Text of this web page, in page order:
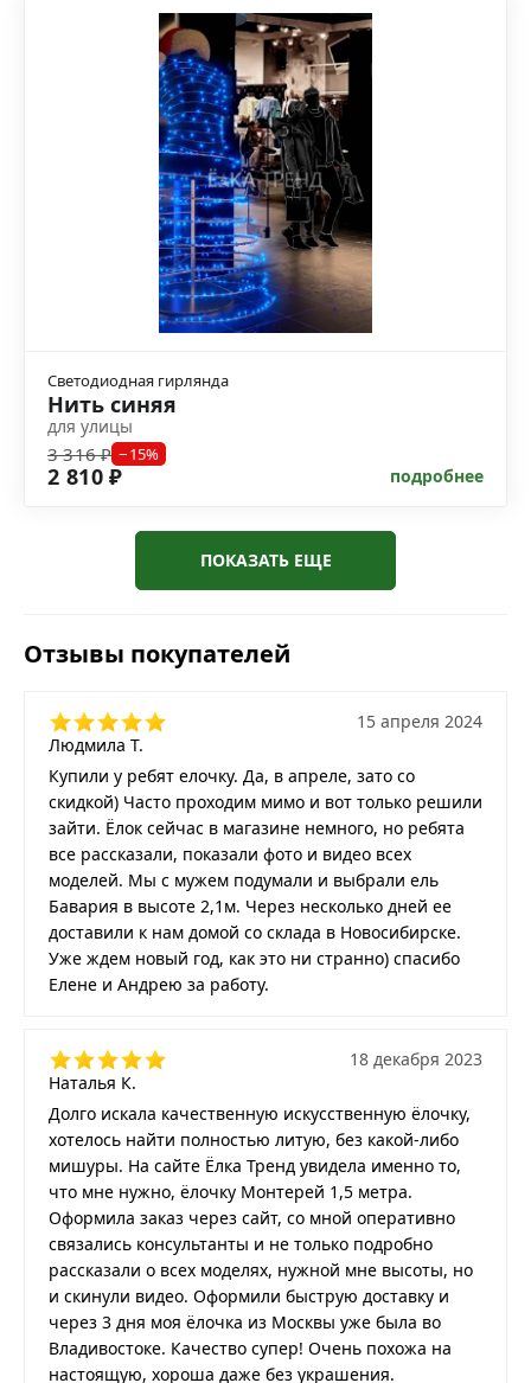
Светодиодная гирлянда
Нить синяя
для улицы
3 316 ₽ −15%
2 810 ₽ подробнее
ПОКАЗАТЬ ЕЩЕ
Отзывы покупателей
Людмила Т.
15 апреля 2024
Купили у ребят елочку. Да, в апреле, зато со
скидкой) Часто проходим мимо и вот только решили
зайти. Ёлок сейчас в магазине немного, но ребята
все рассказали, показали фото и видео всех
моделей. Мы с мужем подумали и выбрали ель
Бавария в высоте 2,1м. Через несколько дней ее
доставили к нам домой со склада в Новосибирске.
Уже ждем новый год, как это ни странно) спасибо
Елене и Андрею за работу.
Наталья К.
18 декабря 2023
Долго искала качественную искусственную ёлочку,
хотелось найти полностью литую, без какой-либо
мишуры. На сайте Ёлка Тренд увидела именно то,
что мне нужно, ёлочку Монтерей 1,5 метра.
Оформила заказ через сайт, со мной оперативно
связались консультанты и не только подробно
рассказали о всех моделях, нужной мне высоты, но
и скинули видео. Оформили быструю доставку и
через 3 дня моя ёлочка из Москвы уже была во
Владивостоке. Качество супер! Очень похожа на
настоящую, хороша даже без украшения.